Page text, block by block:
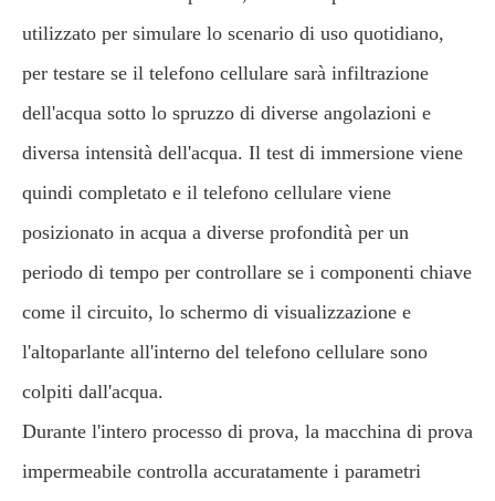
utilizzato per simulare lo scenario di uso quotidiano,
per testare se il telefono cellulare sarà infiltrazione
dell'acqua sotto lo spruzzo di diverse angolazioni e
diversa intensità dell'acqua. Il test di immersione viene
quindi completato e il telefono cellulare viene
posizionato in acqua a diverse profondità per un
periodo di tempo per controllare se i componenti chiave
come il circuito, lo schermo di visualizzazione e
l'altoparlante all'interno del telefono cellulare sono
colpiti dall'acqua.
Durante l'intero processo di prova, la macchina di prova
impermeabile controlla accuratamente i parametri